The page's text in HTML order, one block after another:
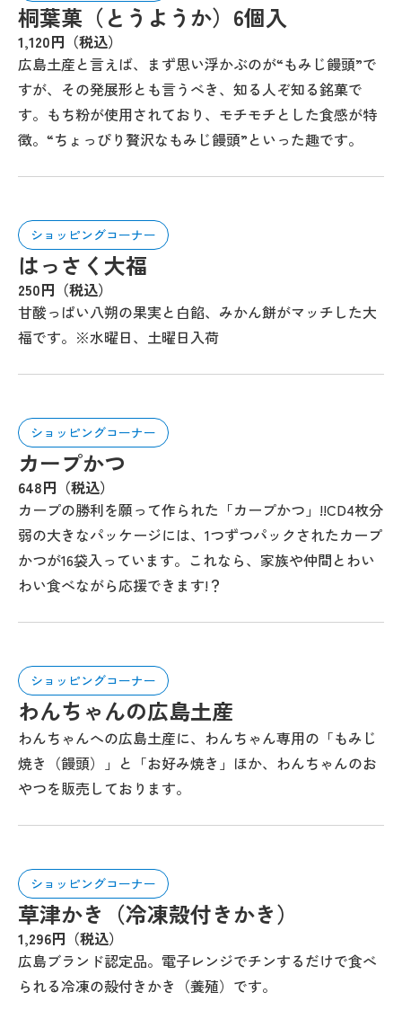
桐葉菓（とうようか）6個入
1,120円（税込）
広島土産と言えば、まず思い浮かぶのが“もみじ饅頭”で
すが、その発展形とも言うべき、知る人ぞ知る銘菓で
す。もち粉が使用されており、モチモチとした食感が特
徴。“ちょっぴり贅沢なもみじ饅頭”といった趣です。
ショッピングコーナー
はっさく大福
250円（税込）
甘酸っぱい八朔の果実と白餡、みかん餅がマッチした大
福です。※水曜日、土曜日入荷
ショッピングコーナー
カープかつ
648円（税込）
カープの勝利を願って作られた「カープかつ」!!CD4枚分
弱の大きなパッケージには、1つずつパックされたカープ
かつが16袋入っています。これなら、家族や仲間とわい
わい食べながら応援できます!？
ショッピングコーナー
わんちゃんの広島土産
わんちゃんへの広島土産に、わんちゃん専用の「もみじ
焼き（饅頭）」と「お好み焼き」ほか、わんちゃんのお
やつを販売しております。
ショッピングコーナー
草津かき（冷凍殻付きかき）
1,296円（税込）
広島ブランド認定品。電子レンジでチンするだけで食べ
られる冷凍の殻付きかき（養殖）です。